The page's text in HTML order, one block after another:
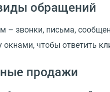
обращений
– звонки, письма,
чтобы ответить
продажи